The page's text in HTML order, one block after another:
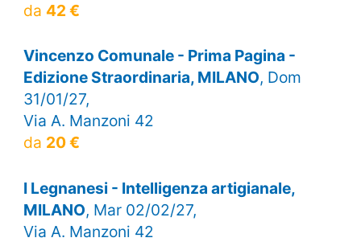
da 42 €
Vincenzo Comunale - Prima Pagina -
Edizione Straordinaria, MILANO, Dom
31/01/27,
Via A. Manzoni 42
da 20 €
I Legnanesi - Intelligenza artigianale,
MILANO, Mar 02/02/27,
Via A. Manzoni 42